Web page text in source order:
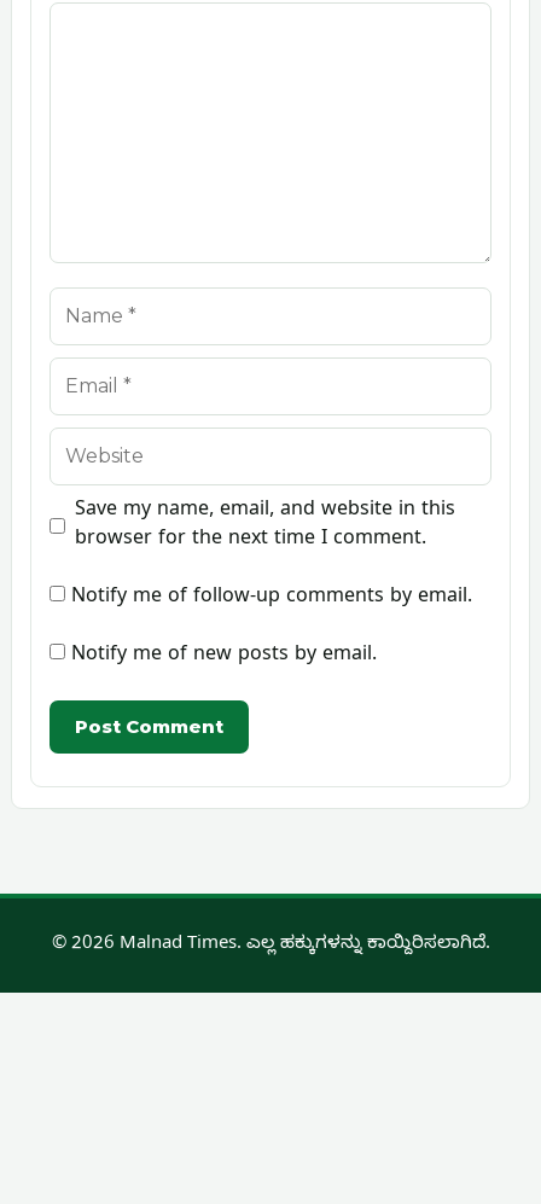
Comment
Name
Email
Website
Save my name, email, and website in this
browser for the next time I comment.
Notify me of follow-up comments by email.
Notify me of new posts by email.
© 2026 Malnad Times. ಎಲ್ಲ ಹಕ್ಕುಗಳನ್ನು ಕಾಯ್ದಿರಿಸಲಾಗಿದೆ.